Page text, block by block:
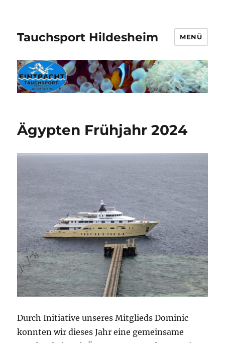
Tauchsport Hildesheim MENÜ
Ägypten Frühjahr 2024
Durch Initiative unseres Mitglieds Dominic
konnten wir dieses Jahr eine gemeinsame